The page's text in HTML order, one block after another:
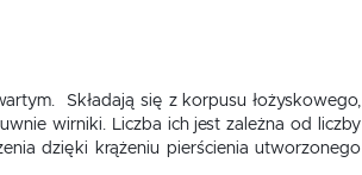
Składają się z korpusu łożyskowego,
wirniki. Liczba ich jest zależna od liczby
dzięki krążeniu pierścienia utworzonego